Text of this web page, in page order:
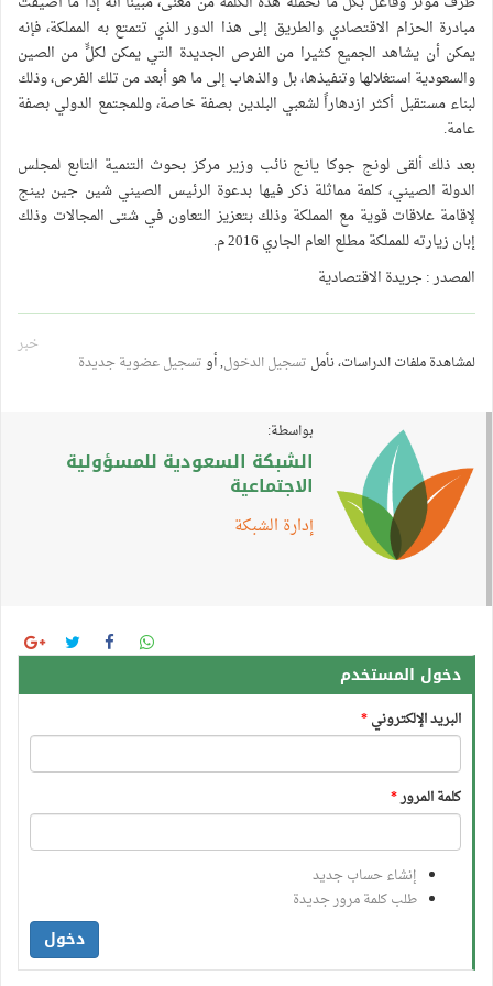
مبادرة الحزام الاقتصادي والطريق إلى هذا الدور الذي تتمتع به المملكة، فإنه
يمكن أن يشاهد الجميع كثيرا من الفرص الجديدة التي يمكن لكلٍّ من الصين
والسعودية استغلالها وتنفيذها، بل والذهاب إلى ما هو أبعد من تلك الفرص، وذلك
لبناء مستقبل أكثر ازدهاراً لشعبي البلدين بصفة خاصة، وللمجتمع الدولي بصفة
عامة.
بعد ذلك ألقى لونج جوكا يانج نائب وزير مركز بحوث التنمية التابع لمجلس
الدولة الصيني، كلمة مماثلة ذكر فيها بدعوة الرئيس الصيني شين جين بينج
لإقامة علاقات قوية مع المملكة وذلك بتعزيز التعاون في شتى المجالات وذلك
إبان زيارته للمملكة مطلع العام الجاري 2016 م.
المصدر : جريدة الاقتصادية
خبر
لمشاهدة ملفات الدراسات، نأمل تسجيل الدخول, أوتسجيل عضوية جديدة
بواسطة:
الشبكة السعودية للمسؤولية
الاجتماعية
إدارة الشبكة
دخول المستخدم
البريد الإلكتروني*
كلمة المرور*
إنشاء حساب جديد
طلب كلمة مرور جديدة
دخول